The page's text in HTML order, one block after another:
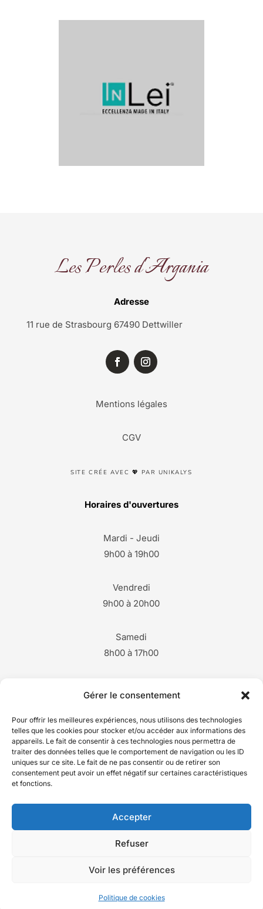
Gérer le consentement
Pour offrir les meilleures expériences, nous utilisons des technologies
telles que les cookies pour stocker et/ou accéder aux informations des
appareils. Le fait de consentir à ces technologies nous permettra de
traiter des données telles que le comportement de navigation ou les ID
uniques sur ce site. Le fait de ne pas consentir ou de retirer son
consentement peut avoir un effet négatif sur certaines caractéristiques
et fonctions.
Accepter
Refuser
Voir les préférences
Politique de cookies
Les Perles d'Argania
Adresse
11 rue de Strasbourg 67490 Dettwiller
Mentions légales
CGV
SITE CRÉE AVEC 💖 PAR UNIKALYS
Horaires d'ouvertures
Mardi - Jeudi
9h00 à 19h00
Vendredi
9h00 à 20h00
Samedi
8h00 à 17h00
03 88 00 33 77
lesperlesdargania@hotmail.com
PRENDRE RENDEZ VOUS